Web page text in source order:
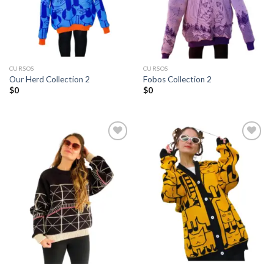
CURSOS
Our Herd Collection 2
$0
CURSOS
Fobos Collection 2
$0
Añadir
a la
lista de
Añadir
lista de